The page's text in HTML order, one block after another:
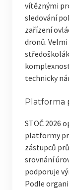
vítěznými
sledování
zařízení
dronů.
technicky
Platforma
STOČ 2026
platformy
zástupců
srovnání
podporuje
Podle